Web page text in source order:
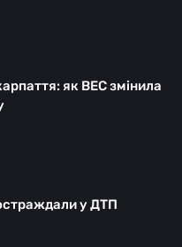
як ВЕС змінила
у ДТП